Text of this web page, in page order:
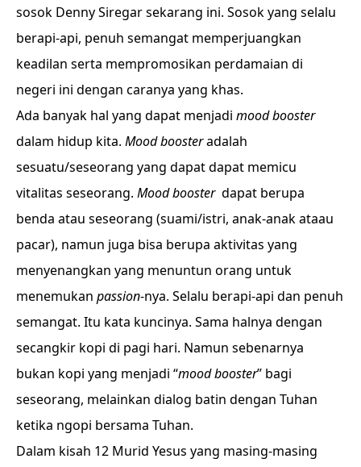
sosok Denny Siregar sekarang ini. Sosok yang selalu
berapi-api, penuh semangat memperjuangkan
keadilan serta mempromosikan perdamaian di
negeri ini dengan caranya yang khas.
Ada banyak hal yang dapat menjadi mood booster
dalam hidup kita. Mood boosteradalah
sesuatu/seseorang yang dapat dapat memicu
vitalitas seseorang. Mood boosterdapat berupa
benda atau seseorang (suami/istri, anak-anak ataau
pacar), namun juga bisa berupa aktivitas yang
menyenangkan yang menuntun orang untuk
menemukan passion-nya. Selalu berapi-api dan penuh
semangat. Itu kata kuncinya. Sama halnya dengan
secangkir kopi di pagi hari. Namun sebenarnya
bukan kopi yang menjadi “mood booster” bagi
seseorang, melainkan dialog batin dengan Tuhan
ketika ngopi bersama Tuhan.
Dalam kisah 12 Murid Yesus yang masing-masing